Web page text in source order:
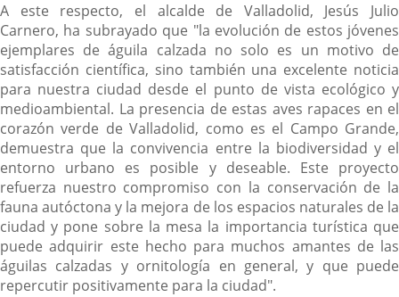
A este respecto, el alcalde de Valladolid, Jesús Julio
Carnero, ha subrayado que "la evolución de estos jóvenes
ejemplares de águila calzada no solo es un motivo de
satisfacción científica, sino también una excelente noticia
para nuestra ciudad desde el punto de vista ecológico y
medioambiental. La presencia de estas aves rapaces en el
corazón verde de Valladolid, como es el Campo Grande,
demuestra que la convivencia entre la biodiversidad y el
entorno urbano es posible y deseable. Este proyecto
refuerza nuestro compromiso con la conservación de la
fauna autóctona y la mejora de los espacios naturales de la
ciudad y pone sobre la mesa la importancia turística que
puede adquirir este hecho para muchos amantes de las
águilas calzadas y ornitología en general, y que puede
repercutir positivamente para la ciudad".